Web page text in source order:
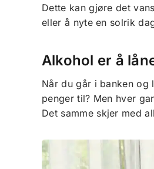
Dette kan gjøre det
eller å nyte en solrik
Alkohol er å
Når du går i banken og
penger til? Men hver
Det samme skjer med